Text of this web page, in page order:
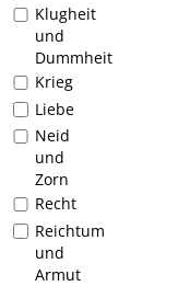
Klugheit
und
Dummheit
Krieg
Liebe
Neid
und
Zorn
Recht
Reichtum
und
Armut